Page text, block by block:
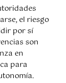
el riesgo
por sí
son
en
para